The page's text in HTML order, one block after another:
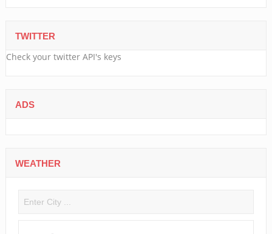
TWITTER
Check your twitter API's keys
ADS
WEATHER